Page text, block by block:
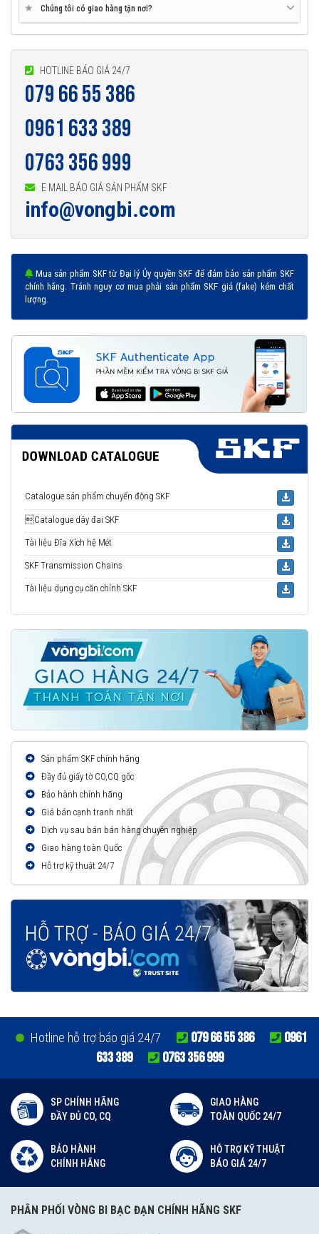
Input: 90 to 264 V AC, 47 to 60 Hz
Output: 5 V DC regulated
SKF MCA - Bút đo kiểm tra tình trạng máy được phân
phối chính hãng
Đại lý ủy quyền SKF chính hãng - SKF Authorized Distributor
Hotline 24/7:
079 66 55 386
999
★ Chúng tôi có giao hàng tận nơi?
HOTLINE BÁO GIÁ 24/7
079 66 55 386
0961 633 389
0763 356 999
E MAIL BÁO GIÁ SẢN PHẨM SKF
info@vongbi.com
Mua sản phẩm SKF từ Đại lý Ủy quyền SKF để đảm bảo sản phẩm SKF
chính hãng. Tránh nguy cơ mua phải sản phẩm SKF giả (fake) kém chất
lượng.
Catalogue sản phẩm chuyển động SKF
Catalogue dây đai SKF
Tài liệu Đĩa Xích hệ Mét
SKF Transmission Chains
Tài liệu dụng cụ căn chỉnh SKF
Sản phẩm SKF chính hãng
Đầy đủ giấy tờ CO,CQ gốc
Bảo hành chính hãng
Giá bán cạnh tranh nhất
Dịch vụ sau bán bán hàng chuyên nghiệp
Giao hàng toàn Quốc
Hỗ trợ kỹ thuật 24/7
Hotline hỗ trợ báo giá 24/7 079 66 55 386
0961
633 389
0763 356 999
SP CHÍNH HÃNG
ĐẦY ĐỦ CO, CQ
GIAO HÀNG
TOÀN QUỐC 24/7
BẢO HÀNH
CHÍNH HÃNG
HỖ TRỢ KỸ THUẬT
BÁO GIÁ 24/7
PHÂN PHỐI VÒNG BI BẠC ĐẠN CHÍNH HÃNG SKF